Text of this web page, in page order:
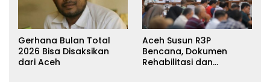
Gerhana Bulan Total
2026 Bisa Disaksikan
dari Aceh
Aceh Susun R3P
Bencana, Dokumen
Rehabilitasi dan